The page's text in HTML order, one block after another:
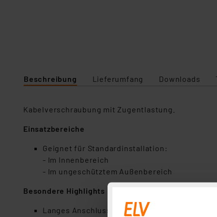
Beschreibung Lieferumfang Downloads
Kabelverschraubung mit Zugentlastung.
Einsatzbereiche
Geignet für Standardinstallation:
- Im Innenbereich
- Im ungeschütztem Außenbereich
Besondere Highlights
Langes Anschlussgewinde